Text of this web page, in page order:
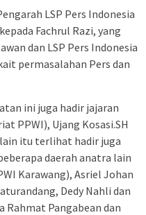
LSP Pers Indonesia
Fachrul Razi, yang
dan LSP Pers Indonesia
permasalahan Pers dan
ini juga hadir jajaran
PPWI), Ujang Kosasi.SH
itu terlihat hadir juga
daerah anatra lain
Karawang), Asriel Johan
Dedy Nahli dan
Rahmat Pangabean dan